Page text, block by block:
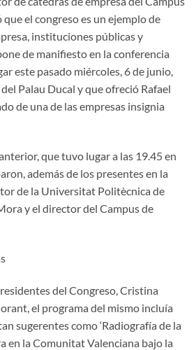
que el congreso es un ejemplo de
instituciones públicas y
de manifiesto en la conferencia
este pasado miércoles, 6 de junio,
Palau Ducal y que ofreció Rafael
de una de las empresas insignia
que tuvo lugar a las 19.45 en
además de los presentes en la
de la Universitat Politècnica de
y el director del Campus de
del Congreso, Cristina
el programa del mismo incluía
sugerentes como ‘Radiografía de la
en la Comunitat Valenciana bajo la